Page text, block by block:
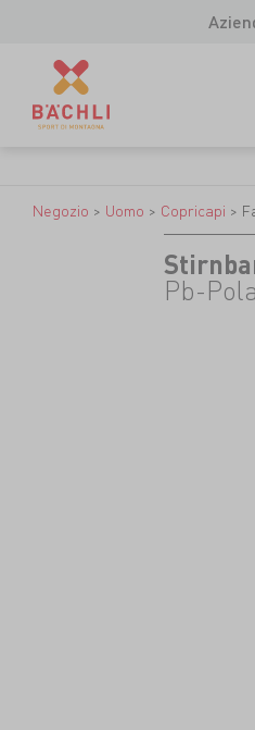
Negozio > Uomo > Copricapi >
Pb-